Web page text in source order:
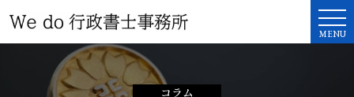
MENU
コラム